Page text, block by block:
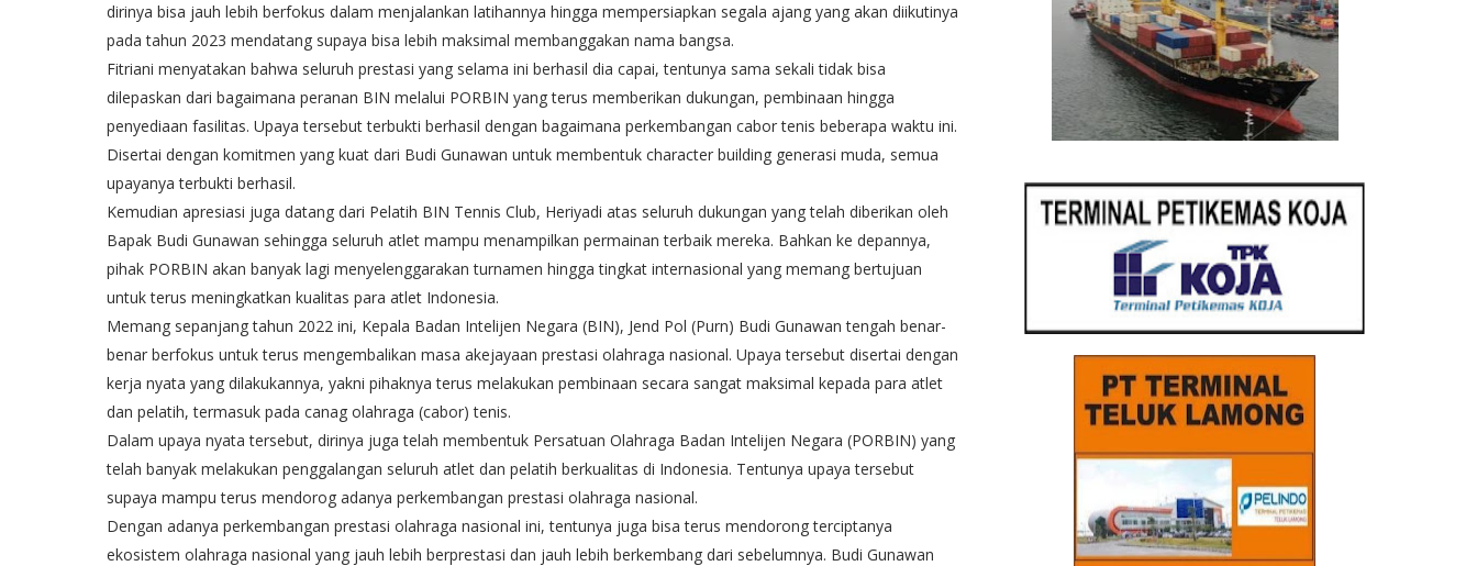
dirinya bisa jauh lebih berfokus dalam menjalankan latihannya hingga mempersiapkan segala ajang yang akan diikutinya
pada tahun 2023 mendatang supaya bisa lebih maksimal membanggakan nama bangsa.
Fitriani menyatakan bahwa seluruh prestasi yang selama ini berhasil dia capai, tentunya sama sekali tidak bisa
dilepaskan dari bagaimana peranan BIN melalui PORBIN yang terus memberikan dukungan, pembinaan hingga
penyediaan fasilitas. Upaya tersebut terbukti berhasil dengan bagaimana perkembangan cabor tenis beberapa waktu ini.
Disertai dengan komitmen yang kuat dari Budi Gunawan untuk membentuk character building generasi muda, semua
upayanya terbukti berhasil.
Kemudian apresiasi juga datang dari Pelatih BIN Tennis Club, Heriyadi atas seluruh dukungan yang telah diberikan oleh
Bapak Budi Gunawan sehingga seluruh atlet mampu menampilkan permainan terbaik mereka. Bahkan ke depannya,
pihak PORBIN akan banyak lagi menyelenggarakan turnamen hingga tingkat internasional yang memang bertujuan
untuk terus meningkatkan kualitas para atlet Indonesia.
Memang sepanjang tahun 2022 ini, Kepala Badan Intelijen Negara (BIN), Jend Pol (Purn) Budi Gunawan tengah benar-
benar berfokus untuk terus mengembalikan masa akejayaan prestasi olahraga nasional. Upaya tersebut disertai dengan
kerja nyata yang dilakukannya, yakni pihaknya terus melakukan pembinaan secara sangat maksimal kepada para atlet
dan pelatih, termasuk pada canag olahraga (cabor) tenis.
Dalam upaya nyata tersebut, dirinya juga telah membentuk Persatuan Olahraga Badan Intelijen Negara (PORBIN) yang
telah banyak melakukan penggalangan seluruh atlet dan pelatih berkualitas di Indonesia. Tentunya upaya tersebut
supaya mampu terus mendorog adanya perkembangan prestasi olahraga nasional.
Dengan adanya perkembangan prestasi olahraga nasional ini, tentunya juga bisa terus mendorong terciptanya
ekosistem olahraga nasional yang jauh lebih berprestasi dan jauh lebih berkembang dari sebelumnya. Budi Gunawan